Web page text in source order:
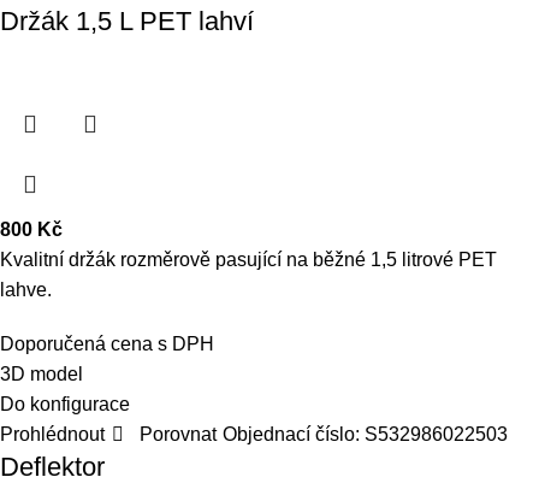
Držák 1,5 L PET lahví
800 Kč
Kvalitní držák rozměrově pasující na běžné 1,5 litrové PET
lahve.
Doporučená cena s DPH
3D model
Do konfigurace
Prohlédnout
Porovnat Objednací číslo: S532986022503
Deflektor